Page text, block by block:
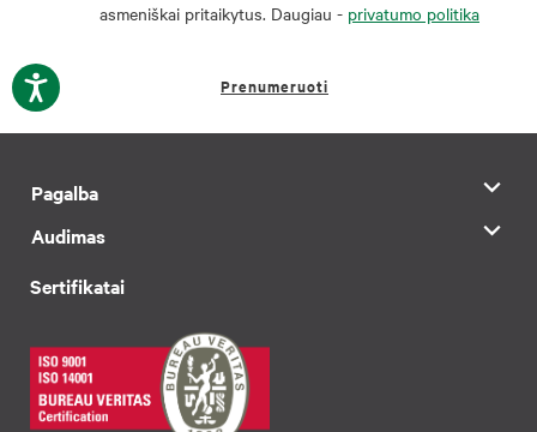
asmeniškai pritaikytus. Daugiau - privatumo politika
Prenumeruoti
Pagalba
Audimas
Sertifikatai